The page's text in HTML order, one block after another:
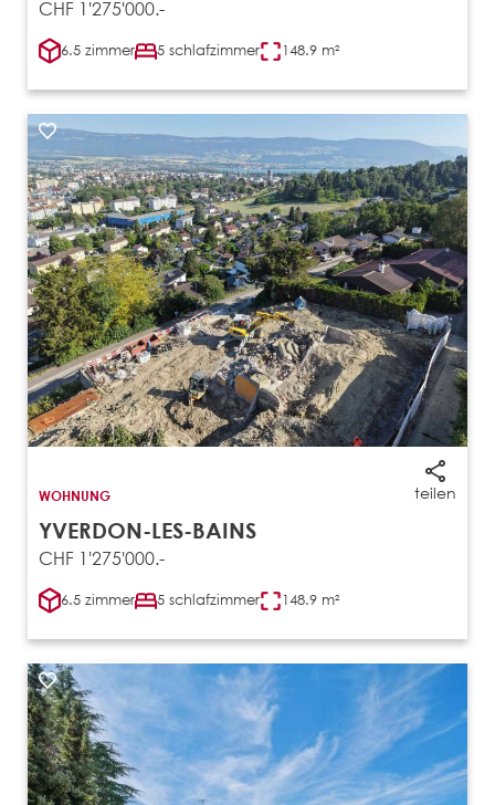
CHF 1'275'000.-
6.5 zimmer 5 schlafzimmer 148.9 m²
teilen
WOHNUNG
YVERDON-LES-BAINS
CHF 1'275'000.-
6.5 zimmer 5 schlafzimmer 148.9 m²